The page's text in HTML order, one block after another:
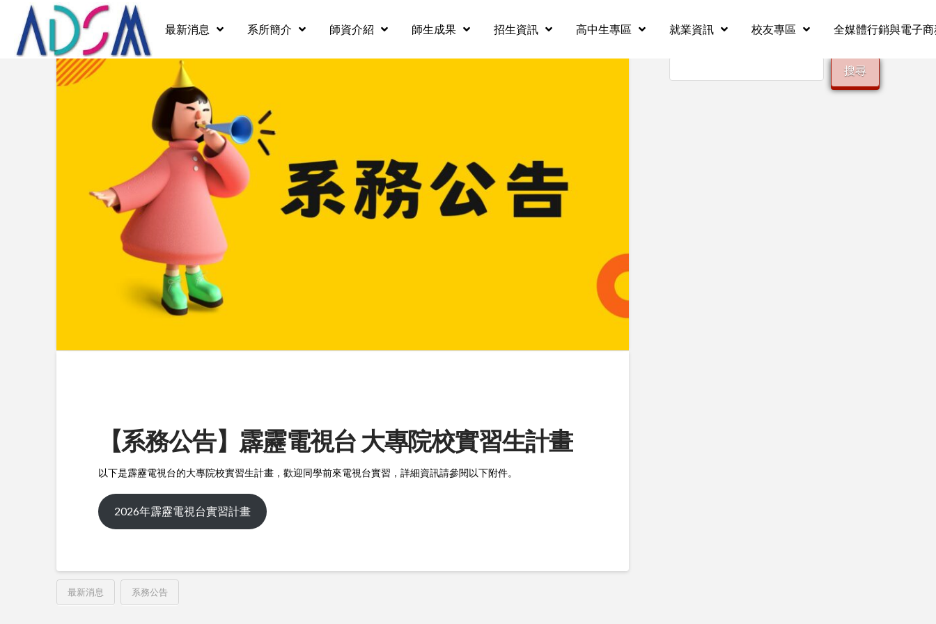
最新消息 系所簡介 師資介紹 師生成果 招生資訊 高中生專區 就業資訊 校友專區 全媒體行銷與電子
【系務公告】霹靂電視台 大專院校實習生計畫
以下是霹靂電視台的大專院校實習生計畫，歡迎同學前來電視台實習，詳細資訊請參閱以下附件。
2026年霹靂電視台實習計畫
最新消息 系務公告
搜尋
搜尋